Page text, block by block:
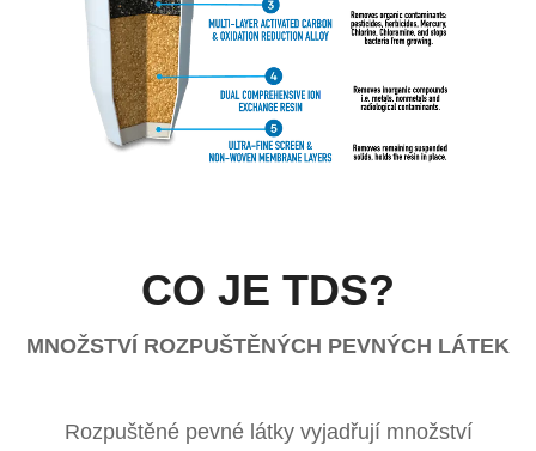
CO JE TDS?
MNOŽSTVÍ ROZPUŠTĚNÝCH PEVNÝCH LÁTEK
Rozpuštěné pevné látky vyjadřují množství
ZEROWATER
INCLUDES: